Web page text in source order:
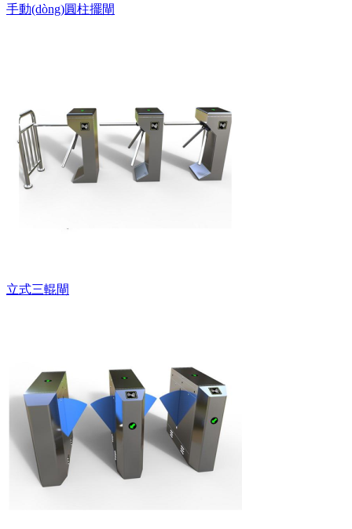
手動(dòng)圓柱擺閘
立式三輥閘